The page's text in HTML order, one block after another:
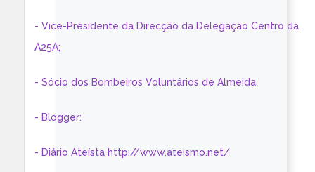
- Vice-Presidente da Direcção da Delegação Centro da
A25A;
- Sócio dos Bombeiros Voluntários de Almeida
- Blogger:
- Diário Ateísta http://www.ateismo.net/